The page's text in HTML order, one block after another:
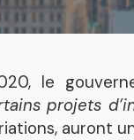
le
projets
auront